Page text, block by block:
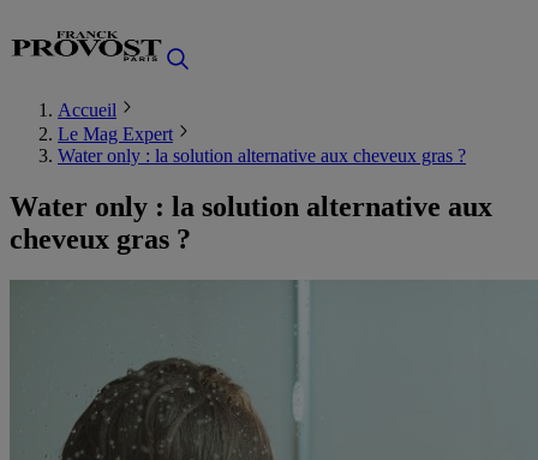
Accueil
Le Mag Expert
Water only : la solution alternative aux cheveux gras ?
Water only : la solution alternative aux
cheveux gras ?